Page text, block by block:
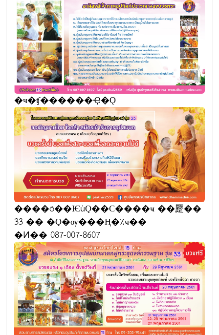
�ҹ�ʧ������Ҿ�Ǫ
����ö��ѤúǪ��С����ҹ ��蹷��
33 �� �Ǫ�ѹ���Ң�٪ҹ��
�Ͷ�� 087-007-8607